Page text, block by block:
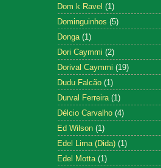
Dom k Ravel (1)
Dominguinhos (5)
Donga (1)
Dori Caymmi (2)
Dorival Caymmi (19)
Dudu Falcão (1)
Durval Ferreira (1)
Délcio Carvalho (4)
Ed Wilson (1)
Edel Lima (Dida) (1)
Edel Motta (1)